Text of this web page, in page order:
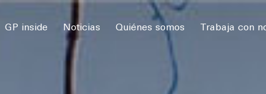
GP inside Noticias Quiénes somos Trabaja con
& Urbanismo. Todos los derechos reservados.